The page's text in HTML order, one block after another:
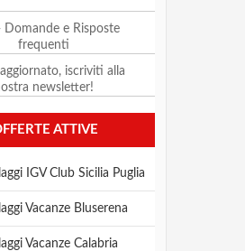
e Risposte
frequenti
aggiornato, iscriviti alla
newsletter!
ATTIVE
IGV Club Sicilia Puglia
Vacanze Bluserena
Vacanze Calabria